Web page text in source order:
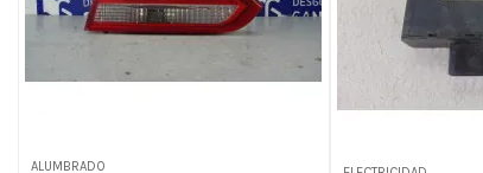
ALUMBRADO